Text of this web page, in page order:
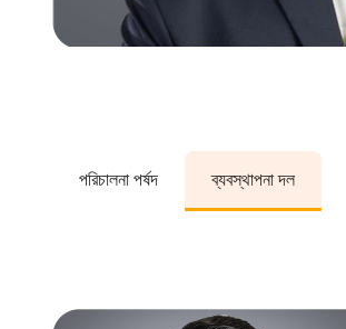
পরিচালনা পর্ষদ ব্যবস্থাপনা দল